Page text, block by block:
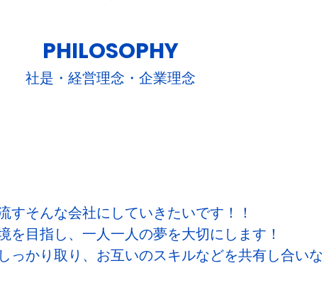
PHILOSOPHY
社是・経営理念・企業理念
そんな会社にしていきたいです！！
目指し、一人一人の夢を大切にします！
っかり取り、お互いのスキルなどを共有し合い